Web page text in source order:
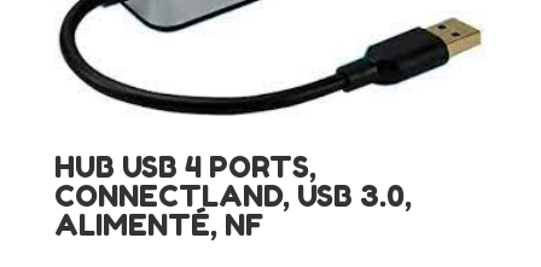
HUB USB 4 PORTS,
CONNECTLAND, USB 3.0,
ALIMENTÉ, NF